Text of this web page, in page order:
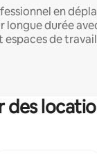
en
longue durée
de
des